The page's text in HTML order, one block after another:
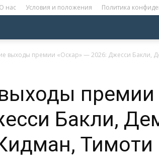
О нас Условия и положения Политика
выходы премии «Оскар» — 2026: Джесси Бакли,
премии
Бакли,